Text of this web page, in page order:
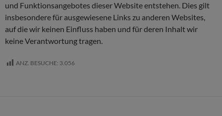
und Funktionsangebotes dieser Website entstehen. Dies gilt
insbesondere für ausgewiesene Links zu anderen Websites,
auf die wir keinen Einfluss haben und für deren Inhalt wir
keine Verantwortung tragen.
ANZ. BESUCHE: 3.056